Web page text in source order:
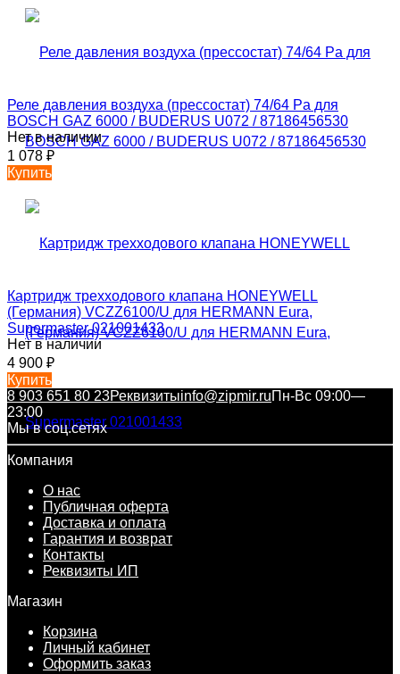
Реле давления воздуха (прессостат) 74/64 Pa для
BOSCH GAZ 6000 / BUDERUS U072 / 87186456530
Нет в наличии
1 078 ₽
Купить
Картридж трехходового клапана HONEYWELL
(Германия) VCZZ6100/U для HERMANN Eura,
Supermaster 021001433
Нет в наличии
4 900 ₽
Купить
8 903 651 80 23Реквизитыinfo@zipmir.ruПн-Вс 09:00—
23:00
Мы в соц.сетях
Компания
О нас
Публичная оферта
Доставка и оплата
Гарантия и возврат
Контакты
Реквизиты ИП
Магазин
Корзина
Личный кабинет
Оформить заказ